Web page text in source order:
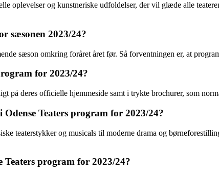
oplevelser og kunstneriske udfoldelser, der vil glæde alle
sæsonen 2023/24?
sæson omkring foråret året før. Så forventningen er, at
for 2023/24?
deres officielle hjemmeside samt i trykte brochurer, som
Teaters program for 2023/24?
teaterstykker og musicals til moderne drama og
program for 2023/24?